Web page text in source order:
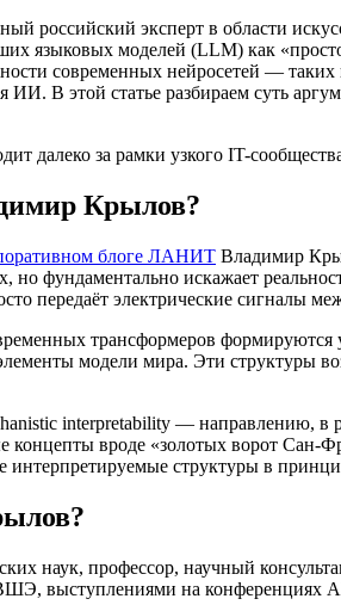
российский эксперт в области
языковых моделей (LLM) как
современных нейросетей —
В этой статье разбираем суть
далеко за рамки узкого IT-
Крылов?
блоге ЛАНИТ Владимир
но фундаментально искажает
передаёт электрические сигналы
трансформеров формируются
модели мира. Эти структуры
interpretability — направлению, в
концепты вроде «золотых ворот
интерпретируемые структуры в
наук, профессор, научный
выступлениями на конференциях AI